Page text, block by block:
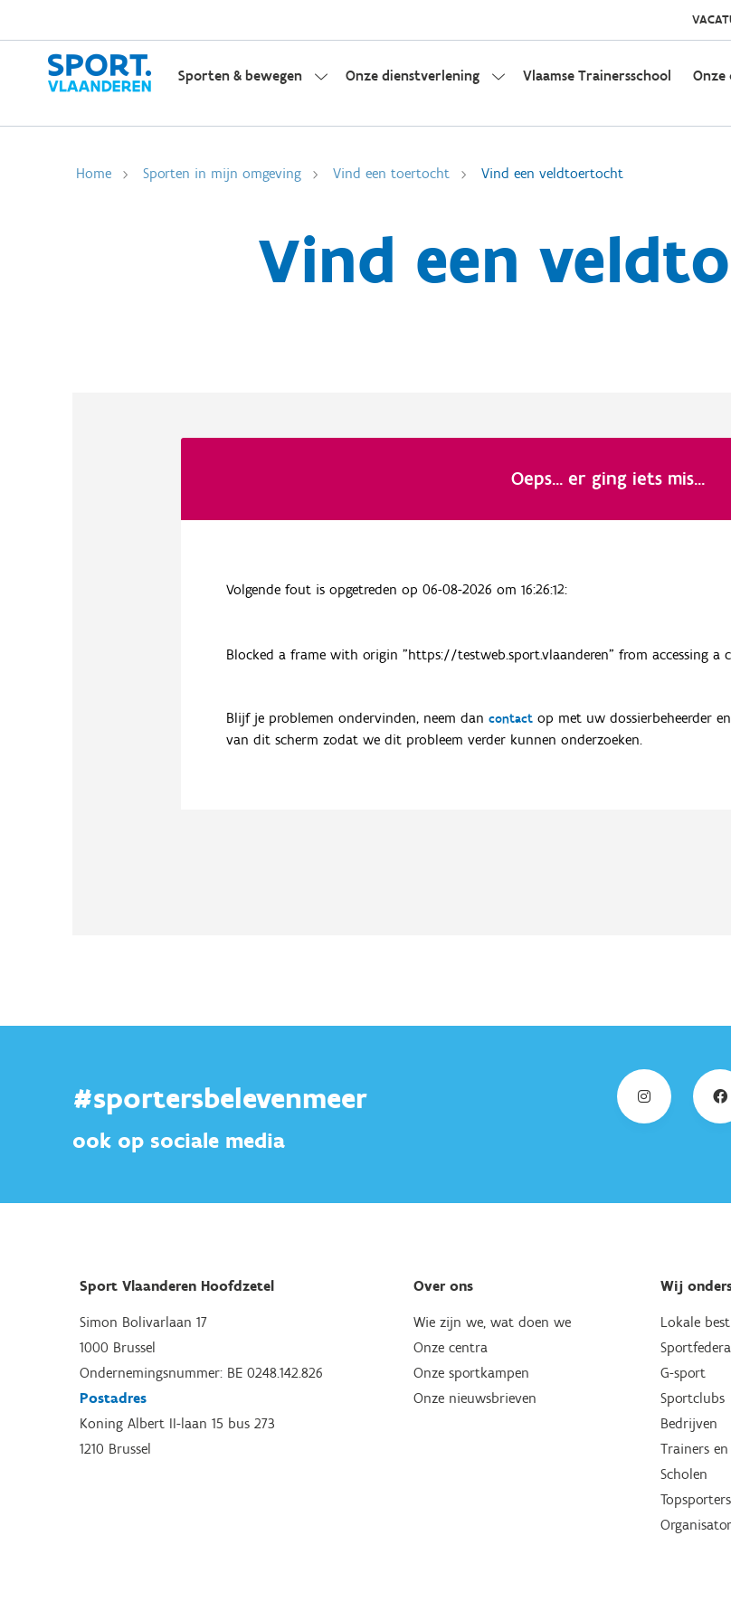
Sporten & bewegen Onze dienstverlening Vlaamse Trainersschool Onze
Home Sporten in mijn omgeving Vind een toertocht Vind een veldtoertocht
Vind een
#sportersbelevenmeer
ook op sociale media
Sport Vlaanderen Hoofdzetel
Simon Bolivarlaan 17
1000 Brussel
Ondernemingsnummer: BE 0248.142.826
Postadres
Koning Albert II-laan 15 bus 273
1210 Brussel
Over ons
Wie zijn we, wat doen we
Onze centra
Onze sportkampen
Onze nieuwsbrieven
Wij
Lokale
G-sport
Sportclubs
Bedrijven
Trainers
Scholen
Topsporters